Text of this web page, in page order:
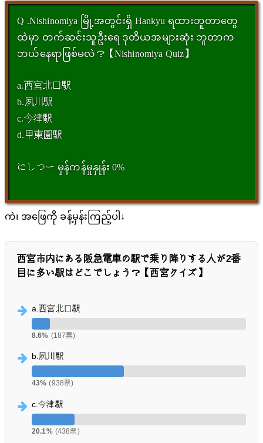
Q .Nishinomiya မြို့အတွင်းရှိ Hankyu ရထားဘူတာတွေ
ထဲမှာ တက်ဆင်းသူဦးရေ ဒုတိယအများဆုံး ဘူတာက
ဘယ်နေရာဖြစ်မလဲ？【Nishinomiya Quiz】
a.西宮北口駅
b.夙川駅
c.今津駅
d.甲東園駅
にしつー မှန်ကန်မှုနှုန်း 0%
ကဲ၊ အဖြေကို ခန့်မှန်းကြည့်ပါ↓
西宮市内にある阪急電車の駅で乗り降りする人が2番
目に多い駅はどこでしょう？【西宮クイズ】
a.西宮北口駅
8.6%(187票)
b.夙川駅
43%(938票)
c.今津駅
20.1%(438票)